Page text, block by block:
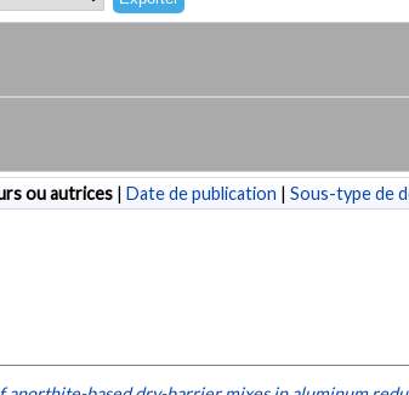
ou autrices | Date de publication | Sous-type de